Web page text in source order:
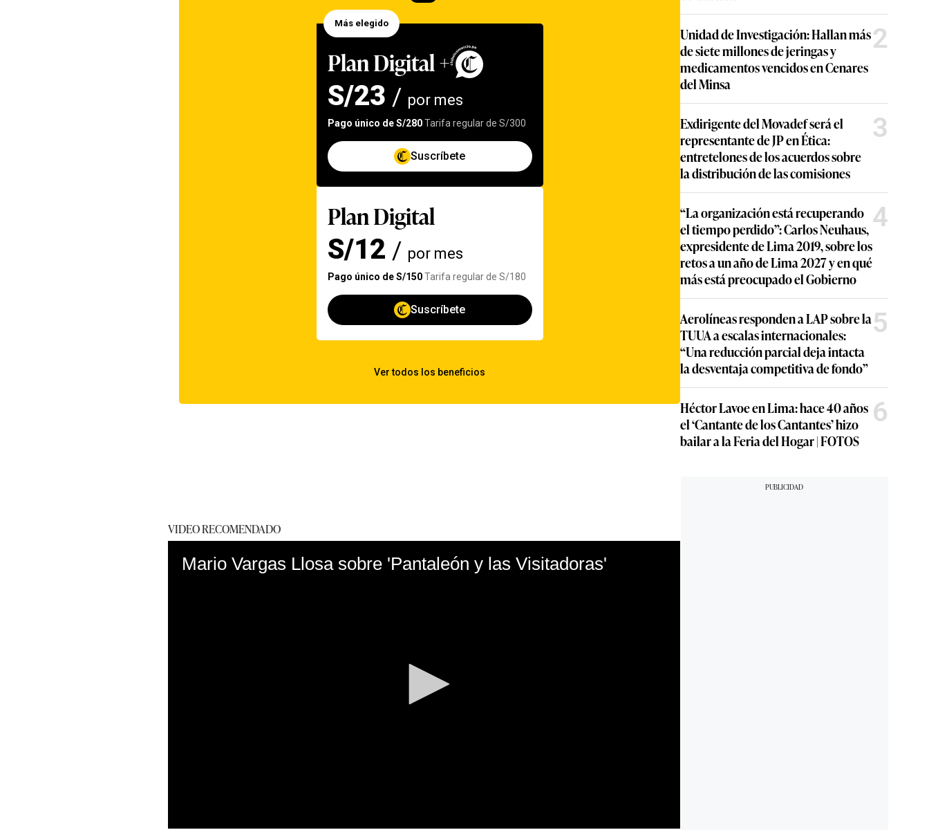
VIDEO RECOMENDADO
Mario Vargas Llosa sobre 'Pantaleón y las Visitadoras'
Unidad de Investigación: Hallan más
de siete millones de jeringas y
medicamentos vencidos en Cenares
del Minsa
2
Exdirigente del Movadef será el
representante de JP en Ética:
entretelones de los acuerdos sobre
la distribución de las comisiones
3
“La organización está recuperando
el tiempo perdido”: Carlos Neuhaus,
expresidente de Lima 2019, sobre los
retos a un año de Lima 2027 y en qué
más está preocupado el Gobierno
4
Aerolíneas responden a LAP sobre la
TUUA a escalas internacionales:
“Una reducción parcial deja intacta
la desventaja competitiva de fondo”
5
Héctor Lavoe en Lima: hace 40 años
el ‘Cantante de los Cantantes’ hizo
bailar a la Feria del Hogar | FOTOS
6